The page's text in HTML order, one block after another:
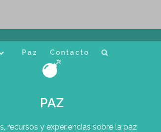
Paz Contacto
PAZ
recursos y experiencias sobre la paz